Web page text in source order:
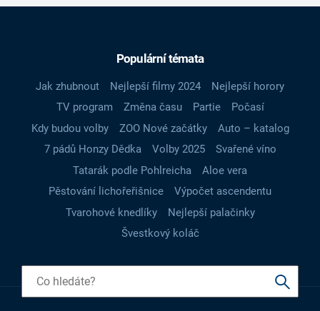
Populární témata
Jak zhubnout Nejlepší filmy 2024
Nejlepší horory
TV program
Změna času Partie
Počasí
Kdy budou volby
ZOO Nové začátky
Auto – katalog
7 pádů Honzy Dědka
Volby 2025
Svařené víno
Tatarák podle Pohlreicha
Aloe vera
Pěstování lichořeřišnice
Výpočet ascendentu
Tvarohové knedlíky
Nejlepší palačinky
Švestkový koláč